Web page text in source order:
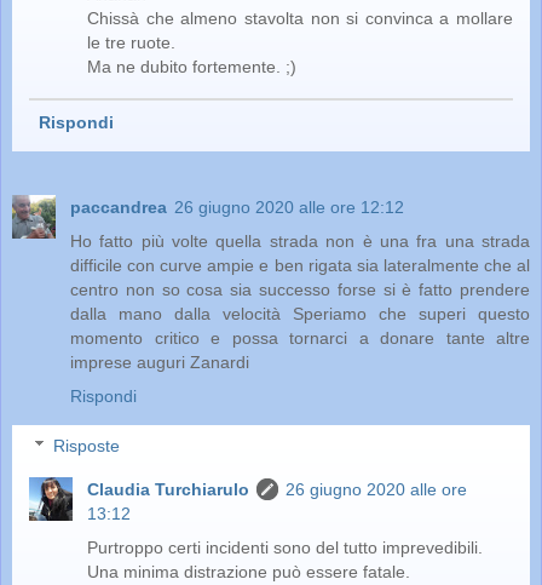
Chissà che almeno stavolta non si convinca a mollare
le tre ruote.
Ma ne dubito fortemente. ;)
Rispondi
paccandrea 26 giugno 2020 alle ore 12:12
Ho fatto più volte quella strada non è una fra una strada
difficile con curve ampie e ben rigata sia lateralmente che al
centro non so cosa sia successo forse si è fatto prendere
dalla mano dalla velocità Speriamo che superi questo
momento critico e possa tornarci a donare tante altre
imprese auguri Zanardi
Rispondi
Risposte
Claudia Turchiarulo
26 giugno 2020 alle ore
13:12
Purtroppo certi incidenti sono del tutto imprevedibili.
Una minima distrazione può essere fatale.